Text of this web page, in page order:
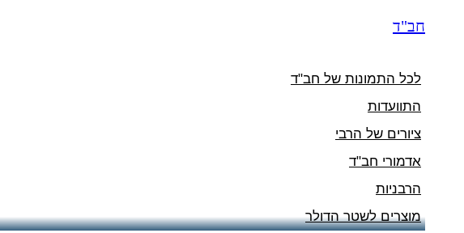
חב"ד
לכל התמונות של חב"ד
התוועדות
ציורים של הרבי
אדמורי חב"ד
הרבניות
מוצרים לשטר הדולר